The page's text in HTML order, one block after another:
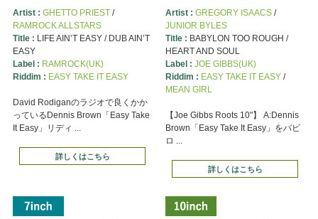
Artist : GHETTO PRIEST/
RAMROCK ALLSTARS
Title : LIFE AIN’T EASY / DUB AIN’T
EASY
Label : RAMROCK(UK)
Riddim : EASY TAKE IT EASY
David Rodiganのラジオで良くかか
っているDennis Brown「Easy Take
It Easy」リディ ...
詳しくはこちら
Artist : GREGORY ISAACS/
JUNIOR BYLES
Title : BABYLON TOO ROUGH /
HEART AND SOUL
Label : JOE GIBBS(UK)
Riddim : EASY TAKE IT EASY/
MEAN GIRL
【Joe Gibbs Roots 10"】 A:Dennis
Brown「Easy Take It Easy」をバビ
ロ ...
詳しくはこちら